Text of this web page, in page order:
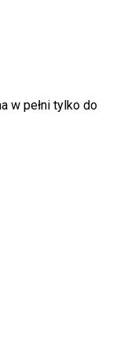
w pełni tylko do